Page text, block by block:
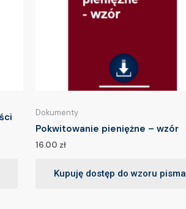
Dokumenty
Pokwitowanie pieniężne – wzór
16.00 zł
Kupuję dostęp do wzoru pisma